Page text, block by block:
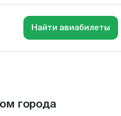
Найти авиабилеты
города